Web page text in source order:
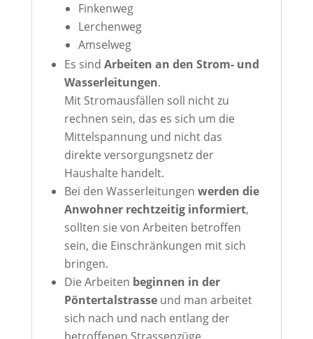
Finkenweg
Lerchenweg
Amselweg
Es sind Arbeiten an den Strom- und
Wasserleitungen.
Mit Stromausfällen soll nicht zu
rechnen sein, das es sich um die
Mittelspannung und nicht das
direkte versorgungsnetz der
Haushalte handelt.
Bei den Wasserleitungen werden die
Anwohner rechtzeitig informiert,
sollten sie von Arbeiten betroffen
sein, die Einschränkungen mit sich
bringen.
Die Arbeiten beginnen in der
Pöntertalstrasseund man arbeitet
sich nach und nach entlang der